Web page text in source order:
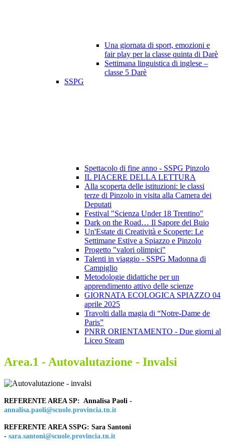
Una giornata di sport, emozioni e
fair play per la classe quinta di Darè
Settimana linguistica di inglese –
classe 5 Darè
SSPG
Spettacolo di fine anno - SSPG Pinzolo
IL PIACERE DELLA LETTURA
Alla scoperta delle istituzioni: le classi
terze di Pinzolo in visita alla Camera dei
Deputati
Festival "Scienza Under 18 Trentino"
Dark on the Road… Il Sapore del Buio
Un'Estate di Creatività e Scoperte: Le
Settimane Estive a Spiazzo e Pinzolo
Progetto "valori olimpici"
Talenti in viaggio - SSPG Madonna di
Campiglio
Metodologie didattiche per un
apprendimento attivo delle scienze
GIORNATA ECOLOGICA SPIAZZO 04
aprile 2025
Travolti dalla magia di “Notre-Dame de
Paris”
PNRR ORIENTAMENTO - Due giorni al
Liceo Steam
Area.1 - Autovalutazione - Invalsi
REFERENTE AREA SP: Annalisa Paoli -
annalisa.paoli@scuole.provincia.tn.it
REFERENTE AREA SSPG: Sara Santoni
- sara.santoni@scuole.provincia.tn.it